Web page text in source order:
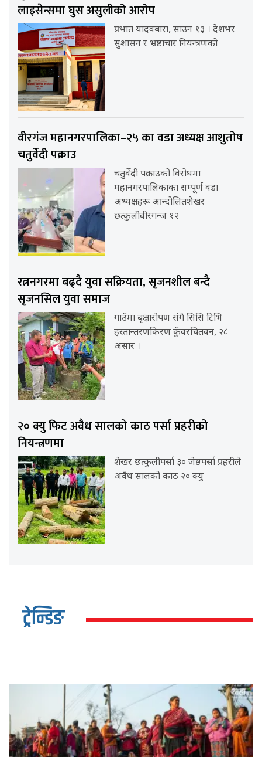
लाइसेन्समा घुस असुलीको आरोप
प्रभात यादवबारा, साउन १३ । देशभर
सुशासन र भ्रष्टाचार नियन्त्रणको
वीरगंज महानगरपालिका–२५ का वडा अध्यक्ष आशुतोष
चतुर्वेदी पक्राउ
चतुर्वेदी पक्राउको विरोधमा
महानगरपालिकाका सम्पूर्ण वडा
अध्यक्षहरू आन्दोलितशेखर
छत्कुलीवीरगन्ज १२
रत्ननगरमा बढ्दै युवा सक्रियता, सृजनशील बन्दै
सृजनसिल युवा समाज
गाउँमा बृक्षारोपण संगै सिसि टिभि
हस्तान्तरणकिरण कुँवरचितवन, २८
असार ।
२० क्यु फिट अवैध सालको काठ पर्सा प्रहरीको
नियन्त्रणमा
शेखर छत्कुलीपर्सा ३० जेष्ठपर्सा प्रहरीले
अवैध सालको काठ २० क्यु
ट्रेन्डिङ